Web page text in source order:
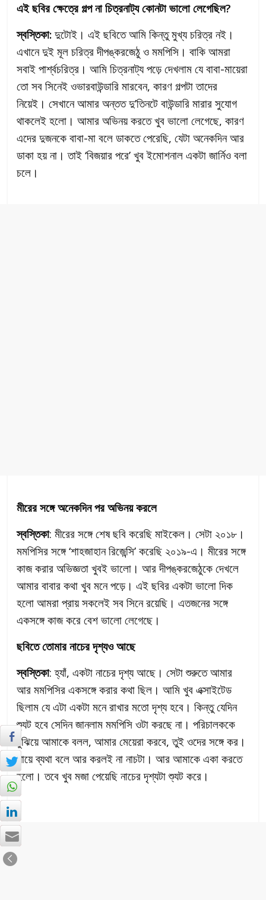
এই ছবির ক্ষেত্রে গল্প না চিত্রনাট্য কোনটা ভালো লেগেছিল?
স্বস্তিকা: দুটোই। এই ছবিতে আমি কিন্তু মুখ্য চরিত্র নই।
এখানে দুই মূল চরিত্র দীপঙ্করজেঠু ও মমপিসি। বাকি আমরা
সবাই পার্শ্বচরিত্র। আমি চিত্রনাট্য পড়ে দেখলাম যে বাবা-মায়েরা
তো সব সিনেই ওভারবাউন্ডারি মারবেন, কারণ গল্পটা তাদের
নিয়েই। সেখানে আমার অন্তত দু’তিনটে বাউন্ডারি মারার সুযোগ
থাকলেই হলো। আমার অভিনয় করতে খুব ভালো লেগেছে, কারণ
এদের দুজনকে বাবা-মা বলে ডাকতে পেরেছি, যেটা অনেকদিন আর
ডাকা হয় না। তাই ‘বিজয়ার পরে’ খুব ইমোশনাল একটা জার্নিও বলা
চলে।
মীরের সঙ্গে অনেকদিন পর অভিনয় করলে
স্বস্তিকা: মীরের সঙ্গে শেষ ছবি করেছি মাইকেল। সেটা ২০১৮।
মমপিসির সঙ্গে ‘শাহজাহান রিজেন্সি’ করেছি ২০১৯-এ। মীরের সঙ্গে
কাজ করার অভিজ্ঞতা খুবই ভালো। আর দীপঙ্করজেঠুকে দেখলে
আমার বাবার কথা খুব মনে পড়ে। এই ছবির একটা ভালো দিক
হলো আমরা প্রায় সকলেই সব সিনে রয়েছি। এতজনের সঙ্গে
একসঙ্গে কাজ করে বেশ ভালো লেগেছে।
ছবিতে তোমার নাচের দৃশ্যও আছে
স্বস্তিকা: হ্যাঁ, একটা নাচের দৃশ্য আছে। সেটা শুরুতে আমার
আর মমপিসির একসঙ্গে করার কথা ছিল। আমি খুব এক্সাইটেড
ছিলাম যে এটা একটা মনে রাখার মতো দৃশ্য হবে। কিন্তু যেদিন
শ্যুট হবে সেদিন জানলাম মমপিসি ওটা করছে না। পরিচালককে
বুঝিয়ে আমাকে বলল, আমার মেয়েরা করবে, তুই ওদের সঙ্গে কর।
পায়ে ব্যথা বলে আর করলই না নাচটা। আর আমাকে একা করতে
হলো। তবে খুব মজা পেয়েছি নাচের দৃশ্যটা শ্যুট করে।